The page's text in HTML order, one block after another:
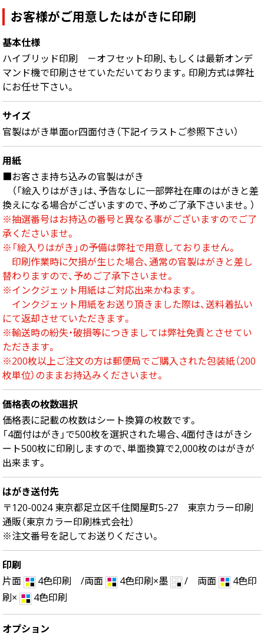
お客様がご用意したはがきに印刷
基本仕様
ハイブリッド印刷 －オフセット印刷、もしくは最新オンデ
マンド機で印刷させていただいております。印刷方式は弊社
にお任せ下さい。
サイズ
官製はがき単面or四面付き（下記イラストご参照下さい）
用紙
■お客さま持ち込みの官製はがき
（「絵入りはがき」は、予告なしに一部弊社在庫のはがきと差
換えになる場合がございますので、予めご了承下さいませ。）
※抽選番号はお持込の番号と異なる事がございますのでご了
承くださいませ。
※「絵入りはがき」の予備は弊社で用意しておりません。
印刷作業時に欠損が生じた場合、通常の官製はがきと差し
替わりますので、予めご了承下さいませ。
※インクジェット用紙はご対応出来かねます。
インクジェット用紙をお送り頂きました際は、送料着払い
にて返却させていただきます。
※輸送時の紛失・破損等につきましては弊社免責とさせてい
ただきます。
※200枚以上ご注文の方は郵便局でご購入された包装紙（200
枚単位）のままお持込みくださいませ。
価格表の枚数選択
価格表に記載の枚数はシート換算の枚数です。
「4面付はがき」で500枚を選択された場合、4面付きはがきシ
ート500枚に印刷しますので、単面換算で2,000枚のはがきが
出来ます。
はがき送付先
〒120-0024 東京都足立区千住関屋町5-27 東京カラー印刷
通販（東京カラー印刷株式会社）
※注文番号を記してお送りください。
印刷
片面
4色印刷 /両面 4色印刷×墨 / 両面
4色印
刷×
4色印刷
オプション
データ
校正・印刷
梱包・包装
発送・配送
商品別のよくある質問
折り加工
中綴じ冊子
無線綴じ冊子
季節商品
封筒／クリアファイル